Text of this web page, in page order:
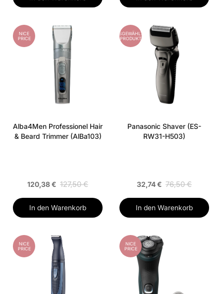
NICE
PRICE
Alba4Men Professionel Hair
& Beard Trimmer (AlBa103)
120,38 € 127,50 €
In den Warenkorb
AUSGEWÄHLTES
PRODUKT
Panasonic Shaver (ES-
RW31-H503)
32,74 € 76,50 €
In den Warenkorb
NICE
PRICE
NICE
PRICE